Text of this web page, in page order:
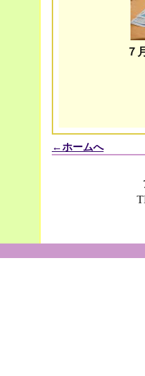
７
←ホームへ